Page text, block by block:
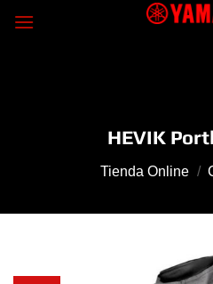
HEVIK
Tienda Online /